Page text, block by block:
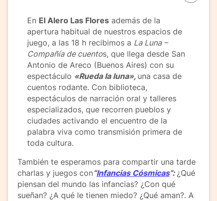
En El Alero Las Flores además de la
apertura habitual de nuestros espacios de
juego, a las 18 h recibimos a La Luna –
Compañía de cuentos, que llega desde San
Antonio de Areco (Buenos Aires) con su
espectáculo «Rueda la luna», una casa de
cuentos rodante. Con biblioteca,
espectáculos de narración oral y talleres
especializados, que recorren pueblos y
ciudades activando el encuentro de la
palabra viva como transmisión primera de
toda cultura.
También te esperamos para compartir una tarde
charlas y juegos con“Infancias Cósmicas”: ¿Qué
piensan del mundo las infancias? ¿Con qué
sueñan? ¿A qué le tienen miedo? ¿Qué aman?. A